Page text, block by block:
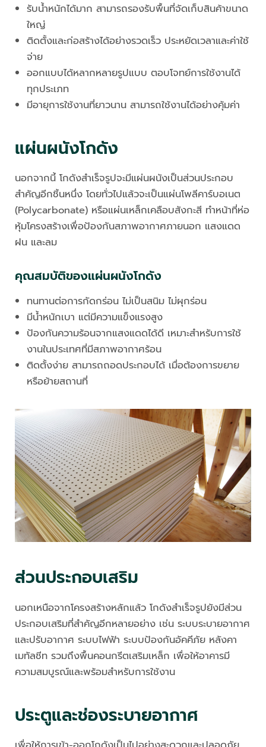
รับน้ำหนักได้มาก สามารถรองรับพื้นที่จัดเก็บสินค้าขนาด
ใหญ่
ติดตั้งและก่อสร้างได้อย่างรวดเร็ว ประหยัดเวลาและค่าใช้
จ่าย
ออกแบบได้หลากหลายรูปแบบ ตอบโจทย์การใช้งานได้
ทุกประเภท
มีอายุการใช้งานที่ยาวนาน สามารถใช้งานได้อย่างคุ้มค่า
แผ่นผนังโกดัง
นอกจากนี้ โกดังสำเร็จรูปจะมีแผ่นผนังเป็นส่วนประกอบ
สำคัญอีกชิ้นหนึ่ง โดยทั่วไปแล้วจะเป็นแผ่นโพลีคาร์บอเนต
(Polycarbonate) หรือแผ่นเหล็กเคลือบสังกะสี ทำหน้าที่ห่อ
หุ้มโครงสร้างเพื่อป้องกันสภาพอากาศภายนอก แสงแดด
ฝน และลม
คุณสมบัติของแผ่นผนังโกดัง
ทนทานต่อการกัดกร่อน ไม่เป็นสนิม ไม่ผุกร่อน
มีน้ำหนักเบา แต่มีความแข็งแรงสูง
ป้องกันความร้อนจากแสงแดดได้ดี เหมาะสำหรับการใช้
งานในประเทศที่มีสภาพอากาศร้อน
ติดตั้งง่าย สามารถถอดประกอบได้ เมื่อต้องการขยาย
หรือย้ายสถานที่
ส่วนประกอบเสริม
นอกเหนือจากโครงสร้างหลักแล้ว โกดังสำเร็จรูปยังมีส่วน
ประกอบเสริมที่สำคัญอีกหลายอย่าง เช่น ระบบระบายอากาศ
และปรับอากาศ ระบบไฟฟ้า ระบบป้องกันอัคคีภัย หลังคา
เมทัลชีท รวมถึงพื้นคอนกรีตเสริมเหล็ก เพื่อให้อาคารมี
ความสมบูรณ์และพร้อมสำหรับการใช้งาน
ประตูและช่องระบายอากาศ